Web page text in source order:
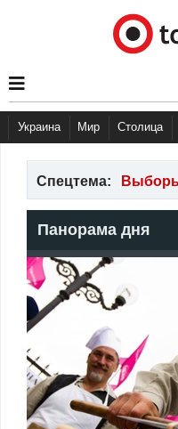
Украина Мир Столица
Спецтема:
Панорама дня